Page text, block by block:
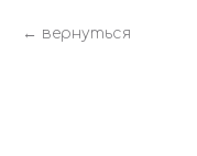
вернуться